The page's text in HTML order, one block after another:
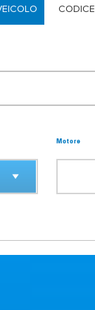
CODICE
Motore